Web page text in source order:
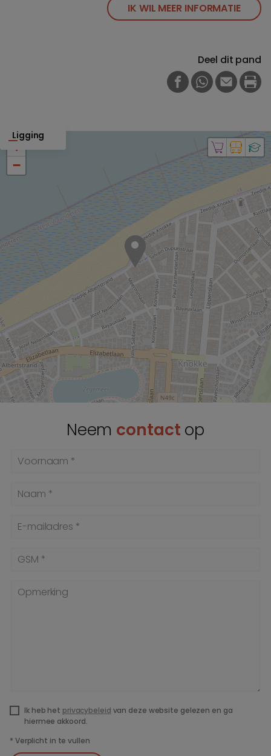
IK WIL MEER INFORMATIE
Deel dit pand
FACEBOOK
WHATSAPP
E-MAIL
Ligging
+
−
Neem contact op
Voornaam *
Naam *
E-mailadres *
GSM *
Opmerking
Ik heb het privacybeleid van deze website gelezen en ga
hiermee akkoord.
* Verplicht in te vullen